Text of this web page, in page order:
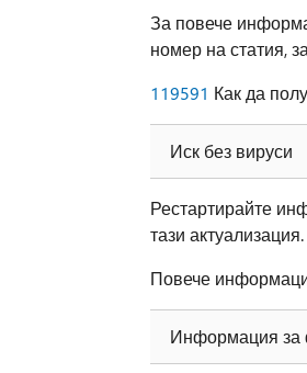
За повече
номер на статия,
119591 Как да
Иск без вируси
Рестартирайте
тази актуализация.
Повече
Информация за